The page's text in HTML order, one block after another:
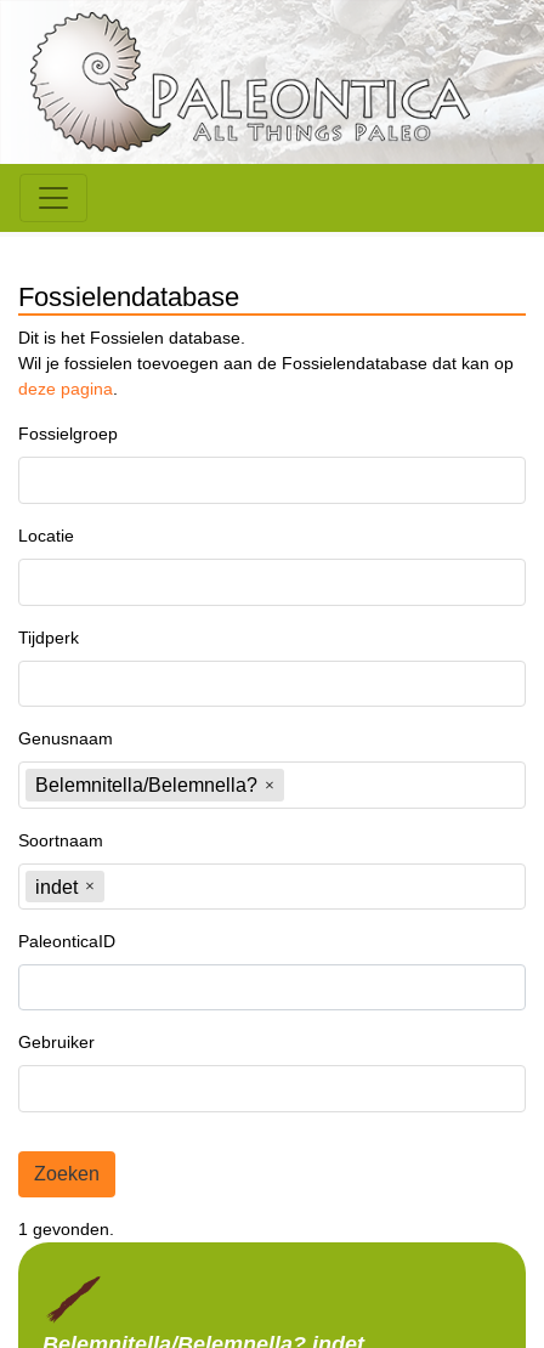
Fossielendatabase
Dit is het Fossielen database.
Wil je fossielen toevoegen aan de Fossielendatabase dat kan op
deze pagina.
Fossielgroep
Locatie
Tijdperk
Genusnaam
Belemnitella/Belemnella?
Soortnaam
indet
PaleonticaID
Gebruiker
Zoeken
1 gevonden.